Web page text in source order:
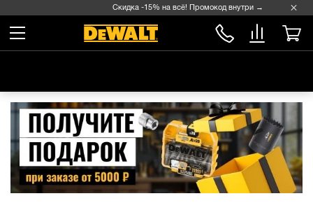
Скидка -15% на всё! Промокод внутри →